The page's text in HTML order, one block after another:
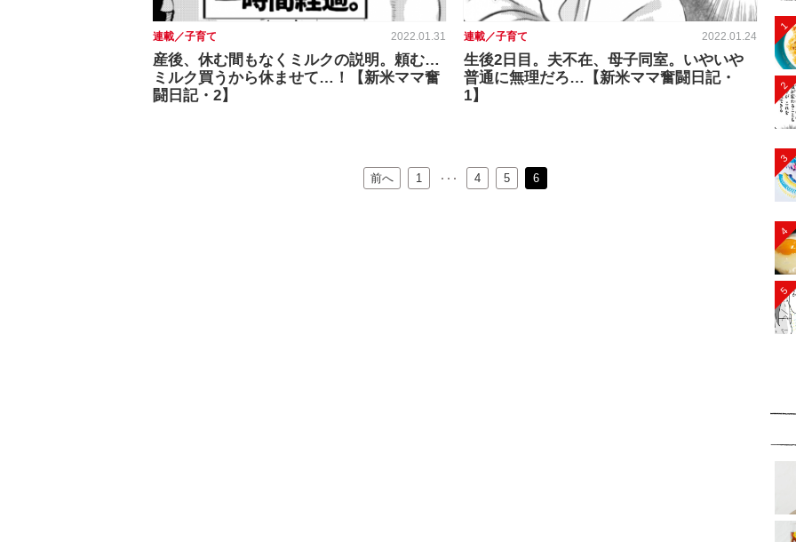
連載／子育て 2022.01.31
産後、休む間もなくミルクの説明。頼む…
ミルク買うから休ませて…！【新米ママ奮
闘日記・2】
連載／子育て 2022.01.24
生後2日目。夫不在、母子同室。いやいや
普通に無理だろ…【新米ママ奮闘日記・
1】
前へ 1 4 5 6
1
2
3
4
5